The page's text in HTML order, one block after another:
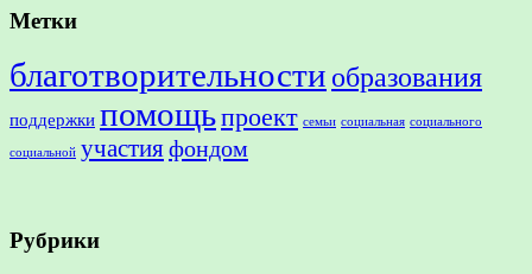
Метки
благотворительности образования
поддержки помощьпроект семьи социальная социального
социальной участияфондом
Рубрики